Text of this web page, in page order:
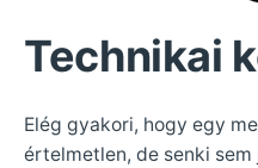
Technikai
Elég gyakori, hogy egy
értelmetlen, de senki